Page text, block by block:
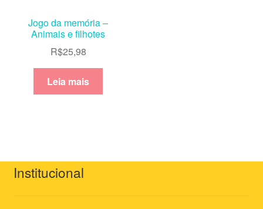
Jogo da memória –
Animais e filhotes
R$25,98
Leia mais
Institucional